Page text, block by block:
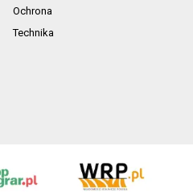
Ochrona
Technika